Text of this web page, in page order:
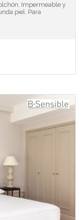
Impermeable y
piel. Para